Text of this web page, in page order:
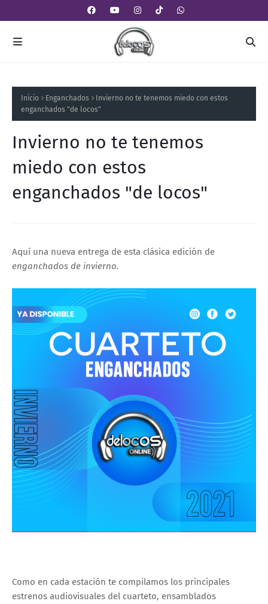
Inicio Enganchados
Invierno no te tenemos miedo con estos
enganchados "de locos"
Invierno no te tenemos
miedo con estos
enganchados "de locos"
Aquí una nueva entrega de esta clásica edición de
enganchados de invierno.
Como en cada estación te compilamos los principales
estrenos audiovisuales del cuarteto, ensamblados